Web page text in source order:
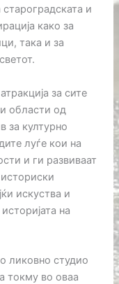
и
како за
така и за
за сите
области од
за културно
луѓе кои на
и ги развиваат
искуства и
на
ликовно студио
токму во оваа